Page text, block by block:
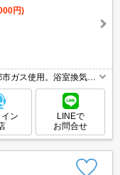
円)
ガス使用。浴室換気乾
レ別。角部屋。TVモニ
。
ン
LINEで
お問合せ